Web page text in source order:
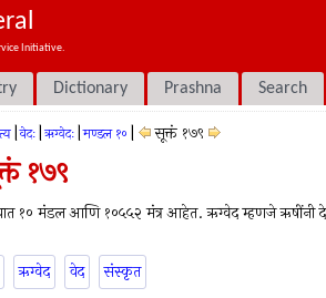
Initiative.
Dictionary Prashna Search
वेदः ऋग्वेदः मण्डल १० सूक्तं १७९
१७९
१० मंडल आणि १०५५२ मंत्र आहेत. ऋग्वेद म्हणजे ऋषींनी
ऋग्वेद वेद संस्कृत